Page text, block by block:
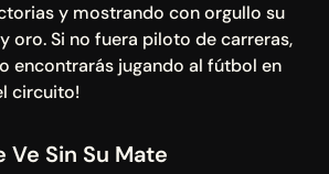
y mostrando con orgullo su
oro. Si no fuera piloto de carreras,
encontrarás jugando al fútbol en
circuito!
Ve Sin Su Mate